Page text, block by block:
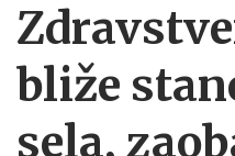
bliže
sela,